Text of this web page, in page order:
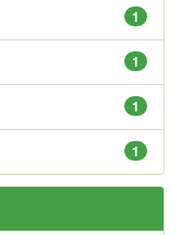
1
1
1
1